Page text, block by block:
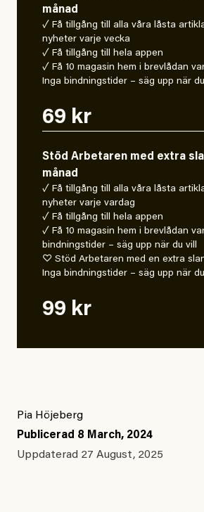
månad
✓ Få tillgång till alla våra låsta
nyheter varje vecka
✓ Få tillgång till hela appen
✓ Få 10 magasin hem i brevlådan
Inga bindningstider – säg upp när
69 kr
Stöd Arbetaren med extra
månad
✓ Få tillgång till alla våra låsta
nyheter varje vardag
✓ Få tillgång till hela appen
✓ Få 10 magasin hem i brevlådan
bindningstider – säg upp när du vill
♡ Stöd Arbetaren med en extra
Inga bindningstider – säg upp när
99 kr
Pia Höjeberg
Publicerad 8 March, 2024
Uppdaterad 27 August, 2025